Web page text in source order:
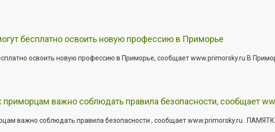
бесплатно освоить новую профессию в Приморье
освоить новую профессию в Приморье, сообщает www.primorsky.ru В
важно соблюдать правила безопасности, сообщает
важно соблюдать правила безопасности , сообщает www.primorsky.ru .